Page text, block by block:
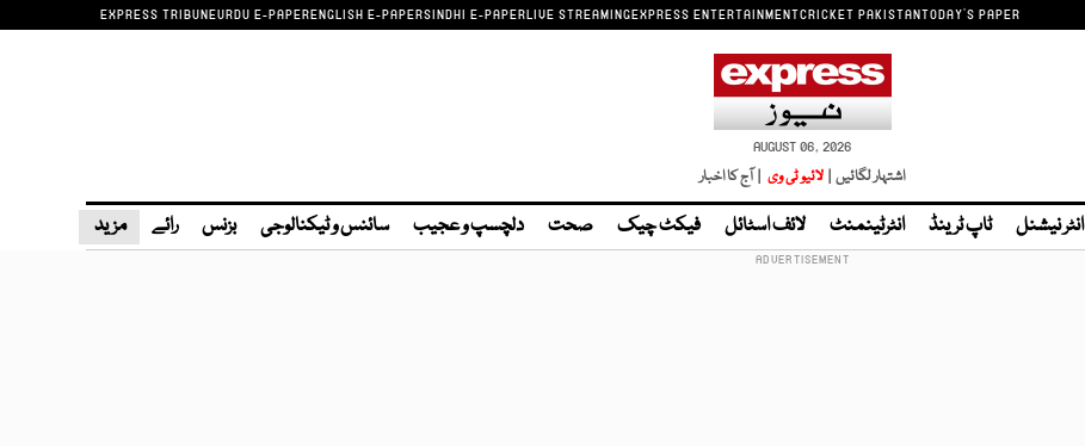
EXPRESS TRIBUNEURDU E-PAPERENGLISH E-PAPERSINDHI E-PAPERLIVE STREAMINGEXPRESS ENTERTAINMENTCRICKET PAKISTANTODAY'S PAPER
AUGUST 06, 2026
اشتہار لگائیں | لائیو ٹی وی | آج کا اخبار
انٹر نیشنل ٹاپ ٹرینڈ انٹرٹینمنٹ لائف اسٹائل فیکٹ چیک صحت دلچسپ و عجیب سائنس و ٹیکنالوجی بزنس رائے مزید